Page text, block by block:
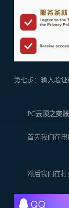
第七步：输入验
云
PC云顶之奕
首先我们在
然后我们在打开